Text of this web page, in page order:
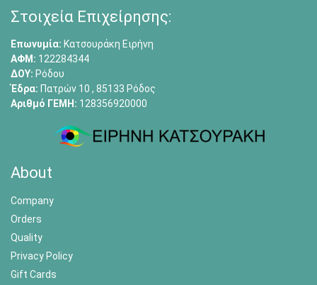
Στοιχεία Επιχείρησης:
Επωνυμία: Κατσουράκη Ειρήνη
ΑΦΜ: 122284344
ΔΟΥ: Ρόδου
Έδρα: Πατρών 10 , 85133 Ρόδος
Αριθμό ΓΕΜΗ: 128356920000
About
Company
Orders
Quality
Privacy Policy
Gift Cards